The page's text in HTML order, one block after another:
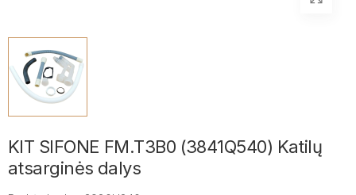
KIT SIFONE FM.T3B0 (3841Q540) Katilų
atsarginės dalys